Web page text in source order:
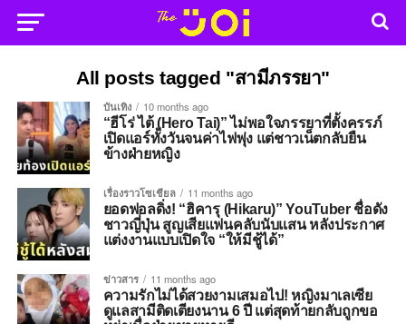
All posts tagged "สามีภรรยา"
บันเทิง 10 months ago
“ฮีโร่ ไต้ (Hero Tai)” ไม่พอใจภรรยาที่ตั้งครรภ์
เปิดแอร์ทั้งวันจนค่าไฟพุ่ง แต่ชาวเน็ตกลับยืน
ข้างฝ่ายหญิง
เรื่องราวโซเชียล 11 months ago
ยอดฟอลดิ่ง! “ฮิคารุ (Hikaru)” YouTuber ชื่อดัง
ชาวญี่ปุ่น สูญเสียแฟนคลับนับแสน หลังประกาศ
แต่งงานแบบเปิดใจ “ให้มีชู้ได้”
ข่าวสาร 11 months ago
ความรักไม่ได้สวยงามเสมอไป! หญิงมาเลเซีย
ดูแลสามีติดเตียงนาน 6 ปี แต่สุดท้ายกลับถูกขอ